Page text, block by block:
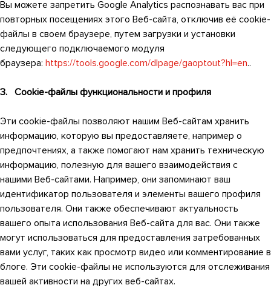
Вы можете запретить Google Analytics распознавать вас при
повторных посещениях этого Веб-сайта, отключив её cookie-
файлы в своем браузере, путем загрузки и установки
следующего подключаемого модуля
браузера: https://tools.google.com/dlpage/gaoptout?hl=en..
3. Cookie-файлы функциональности и профиля
Эти cookie-файлы позволяют нашим Веб-сайтам хранить
информацию, которую вы предоставляете, например о
предпочтениях, а также помогают нам хранить техническую
информацию, полезную для вашего взаимодействия с
нашими Веб-сайтами. Например, они запоминают ваш
идентификатор пользователя и элементы вашего профиля
пользователя. Они также обеспечивают актуальность
вашего опыта использования Веб-сайта для вас. Они также
могут использоваться для предоставления затребованных
вами услуг, таких как просмотр видео или комментирование в
блоге. Эти cookie-файлы не используются для отслеживания
вашей активности на других веб-сайтах.